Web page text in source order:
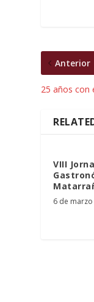
Anterior
25 años con
VIII
6 de